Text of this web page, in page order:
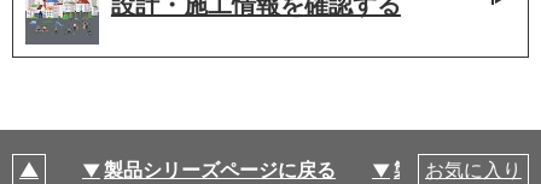
製品シリーズページに戻る 製品仕様
お気に入り